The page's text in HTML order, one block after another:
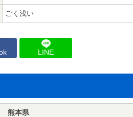
ごく浅い
LINE
熊本県